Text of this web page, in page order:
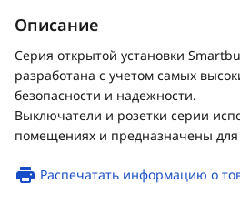
Описание
Серия открытой установки
разработана с учетом самых
безопасности и надежности.
Выключатели и розетки серии
помещениях и предназначены
Распечатать информацию о